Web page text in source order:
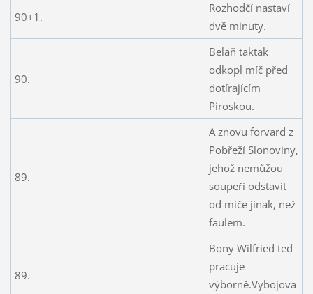
90+1.
Rozhodčí nastaví
dvě minuty.
90.
Belaň taktak
odkopl míč před
dotírajícím
Piroskou.
89.
A znovu forvard z
Pobřeží Slonoviny,
jehož nemůžou
soupeři odstavit
od míče jinak, než
faulem.
89.
Bony Wilfried teď
pracuje
výborně.Vybojova